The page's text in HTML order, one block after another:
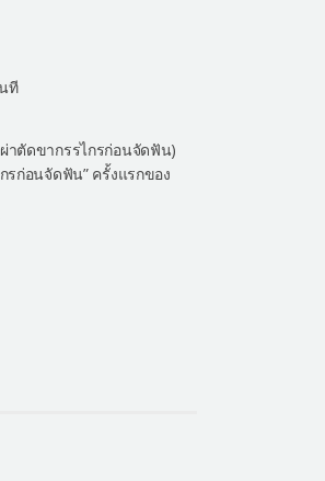
ที
าตัดขากรรไกรก่อนจัดฟัน)
รก่อนจัดฟัน” ครั้งแรกของ